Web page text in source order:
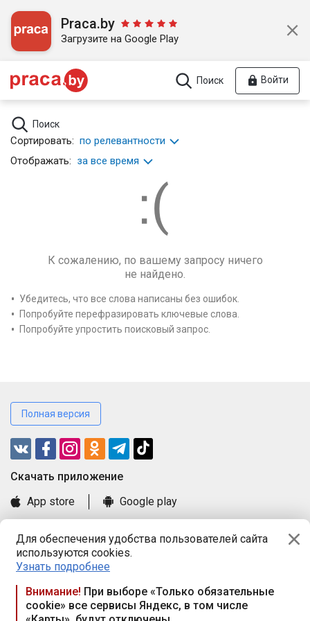
Для обеспечения удобства пользователей сайта
используются cookies.
Узнать подробнее
Внимание! При выборе «Только обязательные
cookie» все сервисы Яндекс, в том числе
Praca.by
Загрузите на Google Play
Поиск Войти
Поиск
Сортировать: по релевантности
Отображать: за все время
К сожалению, по вашему запросу ничего
не найдено.
Убедитесь, что все слова написаны без ошибок.
Попробуйте перефразировать ключевые слова.
Попробуйте упростить поисковый запрос.
Полная версия
Cкачать приложение
App store
Google play
Книга замечаний и предложений
Правила и документы
Praca.by © 2000—2026, ООО «ПРАЦА БАЙ»
Республика Беларусь, 220114, г. Минск, пр-т Независимости
117а, пом. № 9.